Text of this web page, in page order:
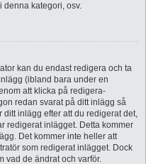
denna kategori, osv.
kan du endast redigera och ta
(ibland bara under en
att klicka på redigera-
redan svarat på ditt inlägg så
ditt inlägg efter att du redigerat det,
redigerat inlägget. Detta kommer
Det kommer inte heller att
som redigerat inlägget. Dock
vad de ändrat och varför.